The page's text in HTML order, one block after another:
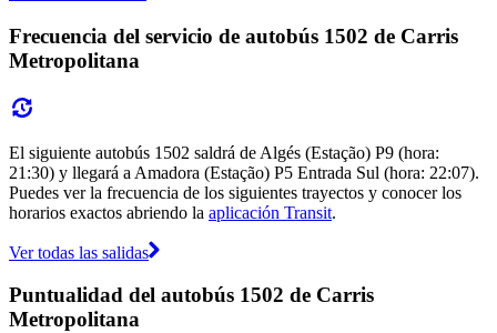
Frecuencia del servicio de autobús 1502 de Carris
Metropolitana
El siguiente autobús 1502 saldrá de Algés (Estação) P9 (hora:
21:30) y llegará a Amadora (Estação) P5 Entrada Sul (hora: 22:07).
Puedes ver la frecuencia de los siguientes trayectos y conocer los
horarios exactos abriendo la aplicación Transit.
Ver todas las salidas
Puntualidad del autobús 1502 de Carris
Metropolitana